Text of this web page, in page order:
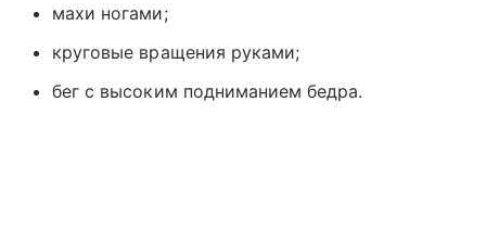
махи ногами;
круговые вращения руками;
бег с высоким подниманием бедра.